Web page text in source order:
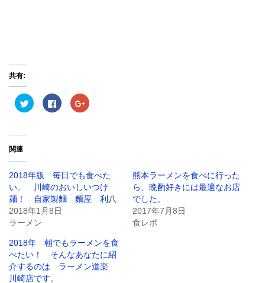
共有:
ク
リ
t
e
で
共
有
(
新
し
ウ
ィ
ン
ド
ウ
で
F
a
有
す
る
に
は
ク
リ
て
く
だ
さ
い
ク
リ
l
e
+
で
共
ウ
ィ
ン
ド
ウ
関連
2018年版 毎日でも食べた
い。 川崎のおいしいつけ
麺！ 自家製麵 麵屋 利八
2018年1月8日
ラーメン
熊本ラーメンを食べに行った
ら、晩酌好きには最適なお店
でした。
2017年7月8日
食レポ
2018年 朝でもラーメンを食
べたい！ そんなあなたに紹
介するのは ラーメン道楽
川崎店です。